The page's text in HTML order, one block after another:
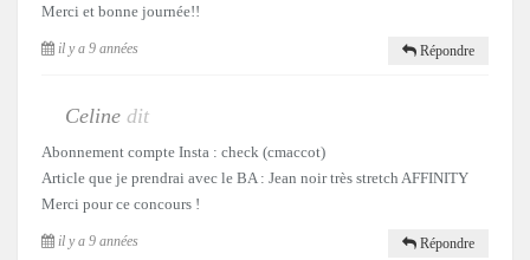
Merci et bonne journée!!
il y a 9 années Répondre
Celine dit
Abonnement compte Insta : check (cmaccot)
Article que je prendrai avec le BA : Jean noir très stretch AFFINITY
Merci pour ce concours !
il y a 9 années Répondre